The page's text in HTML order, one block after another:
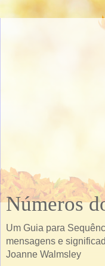
Números
Um Guia para
mensagens e
Joanne Walmsley